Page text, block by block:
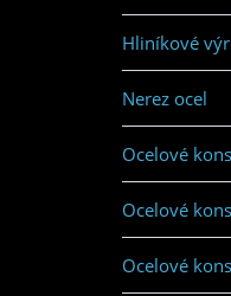
Hliníkové
Nerez ocel
Ocelové
Ocelové
Ocelové